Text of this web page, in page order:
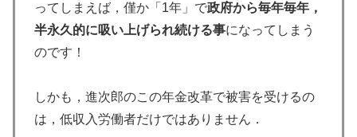
ってしまえば，僅か「1年」で政府から毎年毎年，
半永久的に吸い上げられ続ける事になってしまう
のです！
しかも，進次郎のこの年金改革で被害を受けるの
は，低収入労働者だけではありません．